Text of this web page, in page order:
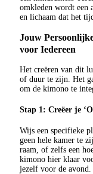
omkleden wordt een
en lichaam dat het
Jouw
voor Iedereen
Het creëren van dit
of duur te zijn. Het
om de kimono te
Stap 1: Creëer je
Wijs een specifieke
geen hele kamer te
raam, of zelfs een
kimono hier klaar
jezelf voor de avond.